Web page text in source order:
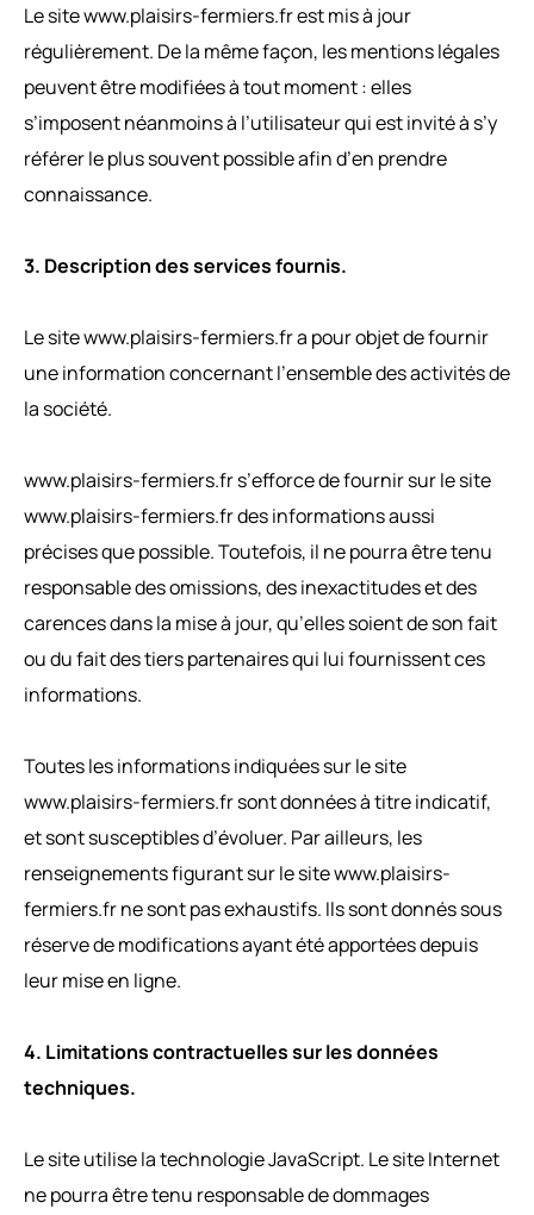
Le site www.plaisirs-fermiers.fr est mis à jour
régulièrement. De la même façon, les mentions légales
peuvent être modifiées à tout moment : elles
s’imposent néanmoins à l’utilisateur qui est invité à s’y
référer le plus souvent possible afin d’en prendre
connaissance.
3. Description des services fournis.
Le site www.plaisirs-fermiers.fr a pour objet de fournir
une information concernant l’ensemble des activités de
la société.
www.plaisirs-fermiers.fr s’efforce de fournir sur le site
www.plaisirs-fermiers.fr des informations aussi
précises que possible. Toutefois, il ne pourra être tenu
responsable des omissions, des inexactitudes et des
carences dans la mise à jour, qu’elles soient de son fait
ou du fait des tiers partenaires qui lui fournissent ces
informations.
Toutes les informations indiquées sur le site
www.plaisirs-fermiers.fr sont données à titre indicatif,
et sont susceptibles d’évoluer. Par ailleurs, les
renseignements figurant sur le site www.plaisirs-
fermiers.fr ne sont pas exhaustifs. Ils sont donnés sous
réserve de modifications ayant été apportées depuis
leur mise en ligne.
4. Limitations contractuelles sur les données
techniques.
Le site utilise la technologie JavaScript. Le site Internet
ne pourra être tenu responsable de dommages